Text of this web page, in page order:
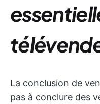
La conclusion de
pas à conclure des